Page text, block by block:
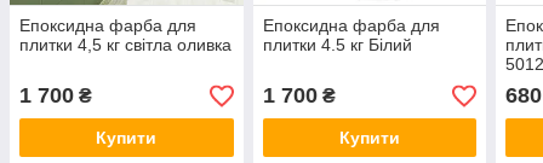
Епоксидна фарба для
плитки 4,5 кг світла оливка
1 700 ₴
Купити
Епоксидна фарба для
плитки 4.5 кг Білий
1 700₴
Купити
680